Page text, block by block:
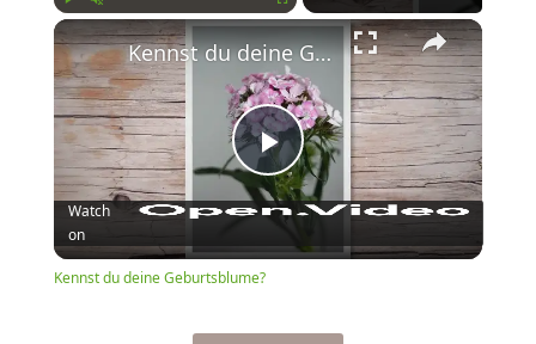
Fullscreen
Play
Video
Kennst du deine Geburtsblume?
Watch
on
Kennst du deine Geburtsblume?